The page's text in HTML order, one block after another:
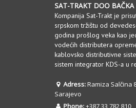
SAT-TRAKT DOO
Kompanija Sat-Trakt je
srpskom tržištu od
godina prošlog veka kao
vodećih distributera
kablovsko distributivne
sistem integrator KDS-a u
Adress:Ramiza Salčina
Sarajevo
Phone:+387 33 782 810